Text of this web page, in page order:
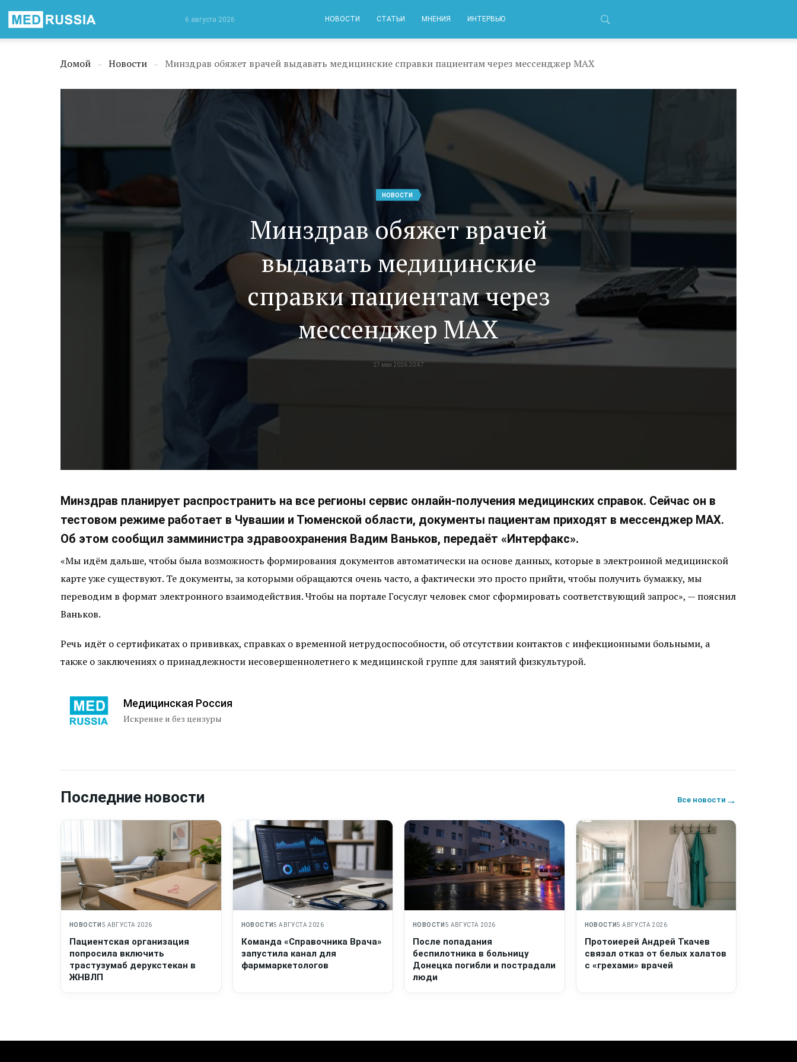
6 августа 2026 НОВОСТИ СТАТЬИ МНЕНИЯ ИНТЕРВЬЮ
Домой → Новости → Минздрав обяжет врачей выдавать медицинские справки пациентам через мессенджер MAX
НОВОСТИ
Минздрав обяжет врачей
выдавать медицинские
справки пациентам через
мессенджер MAX
27 мая 2026 20:47
Минздрав планирует распространить на все регионы сервис онлайн-получения медицинских справок. Сейчас он в
тестовом режиме работает в Чувашии и Тюменской области, документы пациентам приходят в мессенджер MAX.
Об этом сообщил замминистра здравоохранения Вадим Ваньков, передаёт «Интерфакс».
«Мы идём дальше, чтобы была возможность формирования документов автоматически на основе данных, которые в электронной медицинской
карте уже существуют. Те документы, за которыми обращаются очень часто, а фактически это просто прийти, чтобы получить бумажку, мы
переводим в формат электронного взаимодействия. Чтобы на портале Госуслуг человек смог сформировать соответствующий запрос», — пояснил
Ваньков.
Речь идёт о сертификатах о прививках, справках о временной нетрудоспособности, об отсутствии контактов с инфекционными больными, а
также о заключениях о принадлежности несовершеннолетнего к медицинской группе для занятий физкультурой.
Медицинская Россия
Искренне и без цензуры
Последние новости Все новости →
НОВОСТИ 5 АВГУСТА 2026
Пациентская организация
попросила включить
трастузумаб дерукстекан в
ЖНВЛП
НОВОСТИ5 АВГУСТА 2026
Команда «Справочника Врача»
запустила канал для
фарммаркетологов
НОВОСТИ 5 АВГУСТА 2026
После попадания
беспилотника в больницу
Донецка погибли и пострадали
люди
НОВОСТИ5 АВГУСТА 2026
Протоиерей Андрей Ткачев
связал отказ от белых халатов
с «грехами» врачей